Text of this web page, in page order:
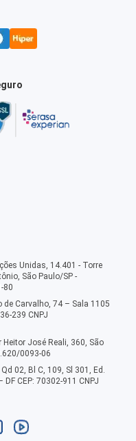
Unidas, 14.401 - Torre
São Paulo/SP -
80
de Carvalho, 74 – Sala 1105
239 CNPJ
Heitor José Reali, 360, São
0093-06
02, Bl C, 109, Sl 301, Ed.
CEP: 70302-911 CNPJ